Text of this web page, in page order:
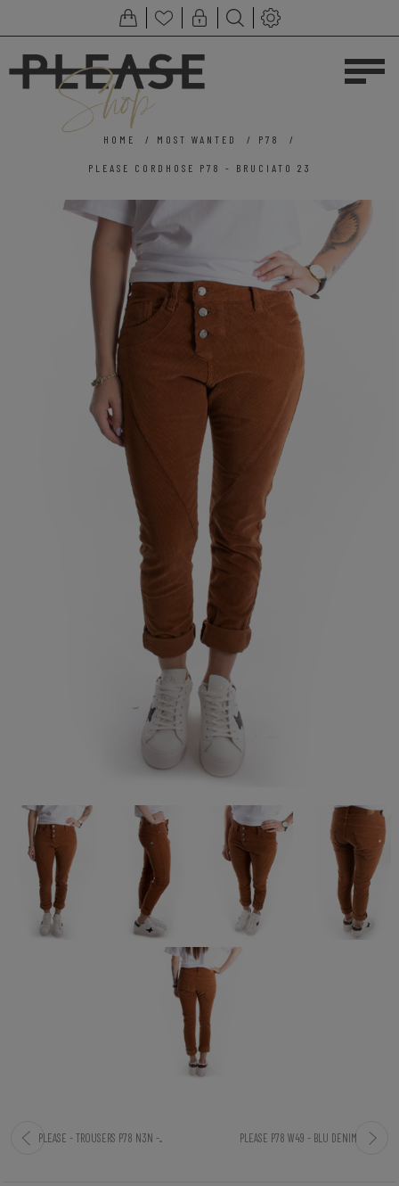
HOME / MOST WANTED / P78 /
PLEASE CORDHOSE P78 - BRUCIATO 23
PLEASE - TROUSERS P78 N3N -... PLEASE P78 W49 - BLU DENIM